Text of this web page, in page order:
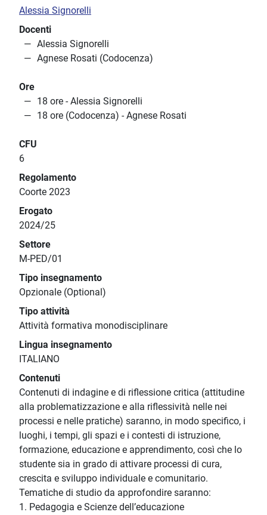
Alessia Signorelli
Docenti
Alessia Signorelli
Agnese Rosati (Codocenza)
Ore
18 ore - Alessia Signorelli
18 ore (Codocenza) - Agnese Rosati
CFU
6
Regolamento
Coorte 2023
Erogato
2024/25
Settore
M-PED/01
Tipo insegnamento
Opzionale (Optional)
Tipo attività
Attività formativa monodisciplinare
Lingua insegnamento
ITALIANO
Contenuti
Contenuti di indagine e di riflessione critica (attitudine
alla problematizzazione e alla riflessività nelle nei
processi e nelle pratiche) saranno, in modo specifico, i
luoghi, i tempi, gli spazi e i contesti di istruzione,
formazione, educazione e apprendimento, così che lo
studente sia in grado di attivare processi di cura,
crescita e sviluppo individuale e comunitario.
Tematiche di studio da approfondire saranno:
1. Pedagogia e Scienze dell’educazione